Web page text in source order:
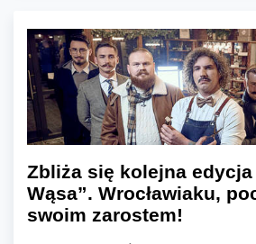
Zbliża się kolejna edycja
Wąsa”. Wrocławiaku,
swoim zarostem!